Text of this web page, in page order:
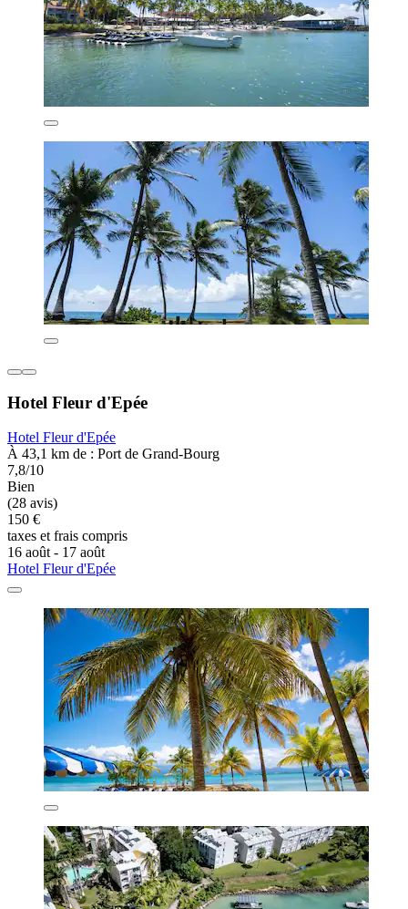
Hotel Fleur d'Epée
Hotel Fleur d'Epée
À 43,1 km de : Port de Grand-Bourg
7,8/10
Bien
(28 avis)
150 €
taxes et frais compris
16 août - 17 août
Hotel Fleur d'Epée